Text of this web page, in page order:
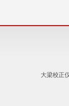
大梁校正